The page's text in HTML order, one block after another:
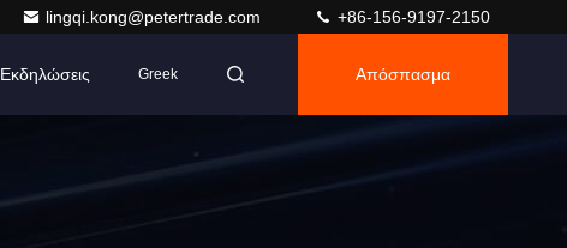
lingqi.kong@petertrade.com +86-156-9197-2150
Εκδηλώσεις Greek Απόσπασμα